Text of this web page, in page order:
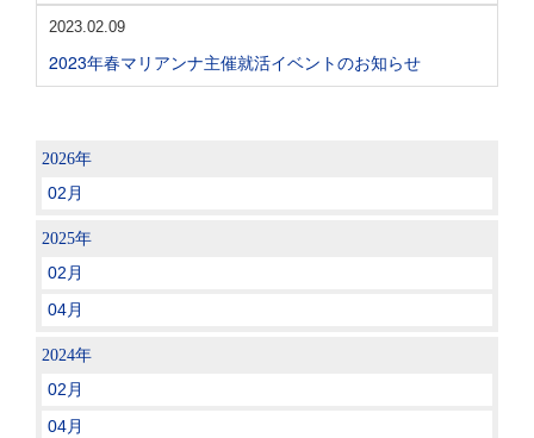
2023.02.09
2023年春マリアンナ主催就活イベントのお知らせ
2026年
02月
2025年
02月
04月
2024年
02月
04月